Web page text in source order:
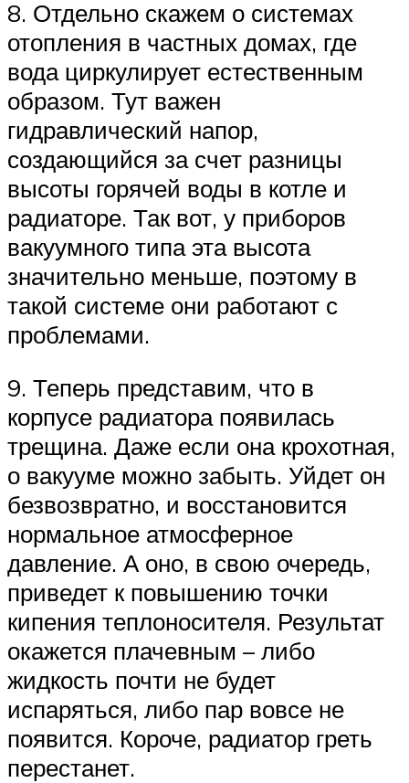
8. Отдельно скажем о системах
отопления в частных домах, где
вода циркулирует естественным
образом. Тут важен
гидравлический напор,
создающийся за счет разницы
высоты горячей воды в котле и
радиаторе. Так вот, у приборов
вакуумного типа эта высота
значительно меньше, поэтому в
такой системе они работают с
проблемами.
9. Теперь представим, что в
корпусе радиатора появилась
трещина. Даже если она крохотная,
о вакууме можно забыть. Уйдет он
безвозвратно, и восстановится
нормальное атмосферное
давление. А оно, в свою очередь,
приведет к повышению точки
кипения теплоносителя. Результат
окажется плачевным – либо
жидкость почти не будет
испаряться, либо пар вовсе не
появится. Короче, радиатор греть
перестанет.